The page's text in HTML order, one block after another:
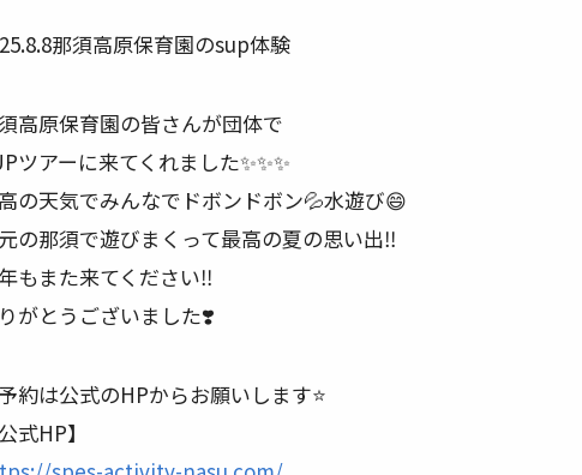
那須高原保育園のsup体験
高原保育園の皆さんが団体で
ツアーに来てくれました✨✨✨
の天気でみんなでドボンドボン💦水遊び😄
の那須で遊びまくって最高の夏の思い出‼️
もまた来てください‼️
がとうございました❣️
約は公式のHPからお願いします⭐️
公式HP】